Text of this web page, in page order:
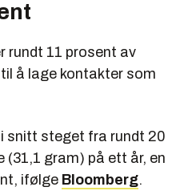
rundt 11 prosent av
å lage kontakter som
snitt steget fra rundt 20
(31,1 gram) på ett år, en
ifølge Bloomberg.